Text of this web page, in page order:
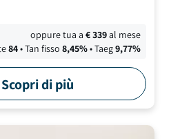
oppure tua a€339al mese
84• Tan fisso 8,45%• Taeg9,77%
Scopri di più